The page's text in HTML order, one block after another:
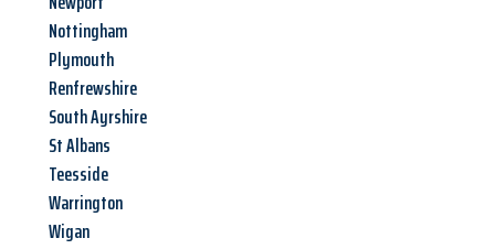
Nottingham
Plymouth
Renfrewshire
South Ayrshire
St Albans
Teesside
Warrington
Wigan